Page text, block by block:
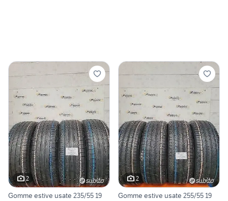
2
Gomme estive usate 235/55 19
2
Gomme estive usate 255/55 19